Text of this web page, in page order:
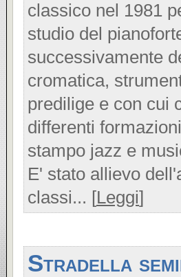
classico nel 1981
studio del
successivamente
cromatica,
predilige e con cui
differenti
stampo jazz e
E' stato allievo
classi... [Leggi]
Stradella